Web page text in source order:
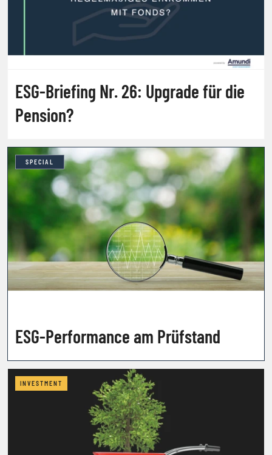
ESG-Briefing Nr. 26: Upgrade für die
Pension?
SPECIAL
ESG-Performance am Prüfstand
INVESTMENT